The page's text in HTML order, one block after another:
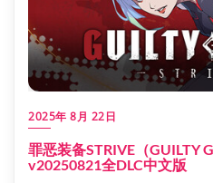
2025年 8月 22日
罪恶装备STRIVE（GUILTY
v20250821全DLC中文版